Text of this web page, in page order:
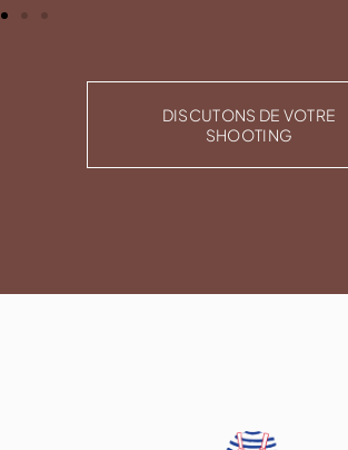
DISCUTONS DE VOTRE
SHOOTING